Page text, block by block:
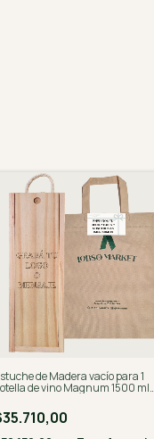
de Madera vacío para 1
de vino Magnum 1500 ml